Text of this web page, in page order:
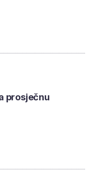
prosječnu